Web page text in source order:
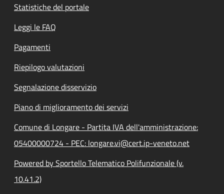
Statistiche del portale
Leggi le FAQ
Pagamenti
Riepilogo valutazioni
Segnalazione disservizio
Piano di miglioramento dei servizi
Comune di Longare - Partita IVA dell'amministrazione:
05400000724 - PEC: longare.vi@cert.ip-veneto.net
Powered by Sportello Telematico Polifunzionale (v.
10.41.2)